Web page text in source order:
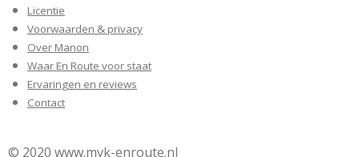
Licentie
Voorwaarden & privacy
Over Manon
Waar En Route voor staat
Ervaringen en reviews
Contact
© 2020 www.mvk-enroute.nl